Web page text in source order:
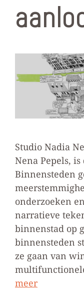
Studio Nadia
Nena Pepels,
Binnensteden
onderzoeken
narratieve
binnenstad op
binnensteden
ze gaan van
meer